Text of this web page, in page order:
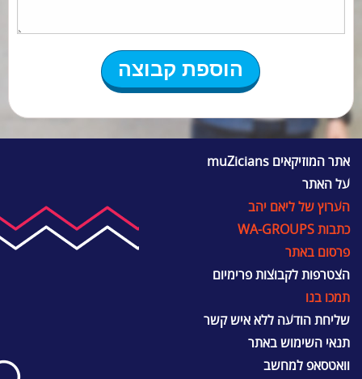
אתר המוזיקאים muZicians
על האתר
הערוץ של ליאם יהב
כתבות WA-GROUPS
פרסום באתר
הצטרפות לקבוצות פרימיום
תמכו בנו
שליחת הודעה ללא איש קשר
תנאי השימוש באתר
וואטסאפ למחשב